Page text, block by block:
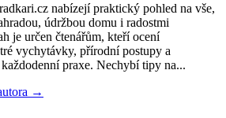
nabízejí praktický pohled na vše,
údržbou domu i radostmi
je určen čtenářům, kteří ocení
vychytávky, přírodní postupy a
praxe. Nechybí tipy na...
→